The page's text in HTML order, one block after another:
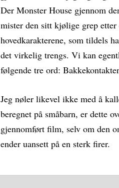
Der Monster House gjennom
mister den sitt kjølige grep
hovedkarakterene, som tildels
det virkelig trengs. Vi kan
følgende tre ord:
Jeg nøler likevel ikke med å
beregnet på småbarn, er dette
gjennomført film, selv om den
ender uansett på en sterk firer.